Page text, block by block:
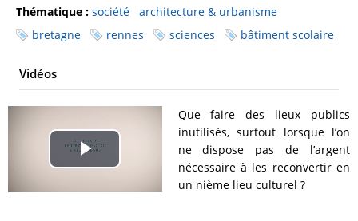
Thématique : société
architecture & urbanisme
bretagne
rennes sciences bâtiment scolaire
Vidéos
Play
Video
Que faire des lieux publics
inutilisés, surtout lorsque l’on
ne dispose pas de l’argent
nécessaire à les reconvertir en
un nième lieu culturel ?